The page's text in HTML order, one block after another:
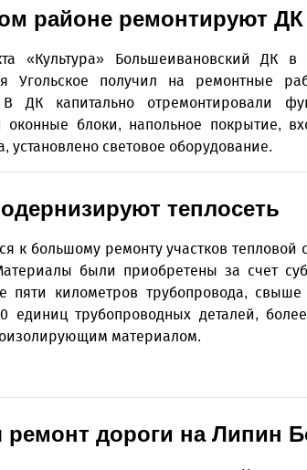
районе ремонтируют ДК
«Культура» Большеивановский ДК в
Угольское получил на ремонтные
ДК капитально отремонтировали
оконные блоки, напольное покрытие,
установлено световое оборудование.
теплосеть
к большому ремонту участков тепловой
были приобретены за счет
пяти километров трубопровода,
единиц трубопроводных деталей,
материалом.
ремонт дороги на Липин